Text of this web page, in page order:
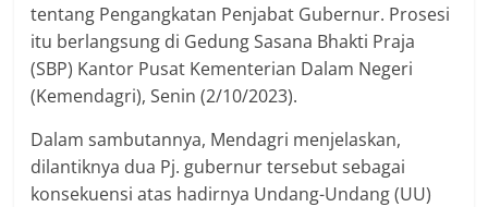
tentang Pengangkatan Penjabat Gubernur. Prosesi
itu berlangsung di Gedung Sasana Bhakti Praja
(SBP) Kantor Pusat Kementerian Dalam Negeri
(Kemendagri), Senin (2/10/2023).
Dalam sambutannya, Mendagri menjelaskan,
dilantiknya dua Pj. gubernur tersebut sebagai
konsekuensi atas hadirnya Undang-Undang (UU)